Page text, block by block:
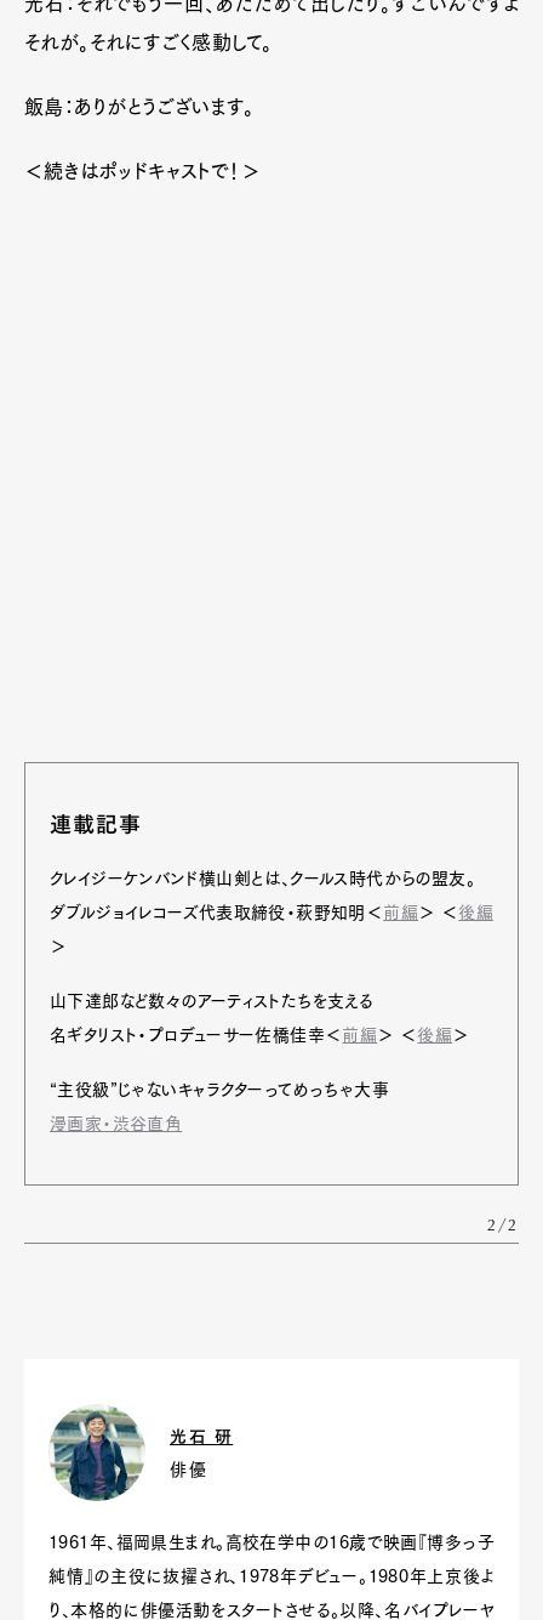
それが。それにすごく感動して。
飯島：ありがとうございます。
＜続きはポッドキャストで！＞
連載記事
クレイジーケンバンド横山剣とは、クールス時代からの盟友。
ダブルジョイレコーズ代表取締役・萩野知明＜ 前編 ＞ ＜ 後編
＞
山下達郎など数々のアーティストたちを支える
名ギタリスト・プロデューサー佐橋佳幸＜ 前編 ＞ ＜ 後編 ＞
“主役級”じゃないキャラクターってめっちゃ大事
漫画家・渋谷直角
2/2
光石 研
俳優
1961年、福岡県生まれ。高校在学中の16歳で映画『博多っ子
純情』の主役に抜擢され、1978年デビュー。1980年上京後よ
り、本格的に俳優活動をスタートさせる。以降、名バイプレーヤ